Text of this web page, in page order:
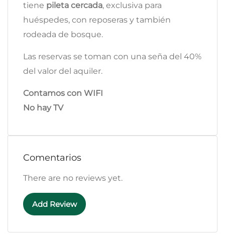
tiene pileta cercada, exclusiva para
huéspedes, con reposeras y también
rodeada de bosque.
Las reservas se toman con una seña del 40%
del valor del aquiler.
Contamos con WIFI
No hay TV
Comentarios
There are no reviews yet.
Add Review